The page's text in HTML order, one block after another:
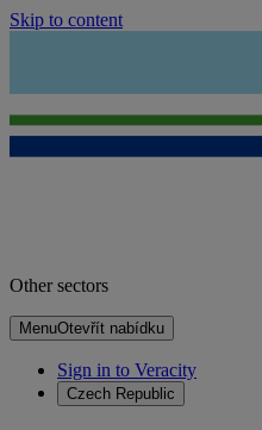
Skip to content
Other sectors
MenuOtevřít nabídku
Sign in to Veracity
Czech Republic